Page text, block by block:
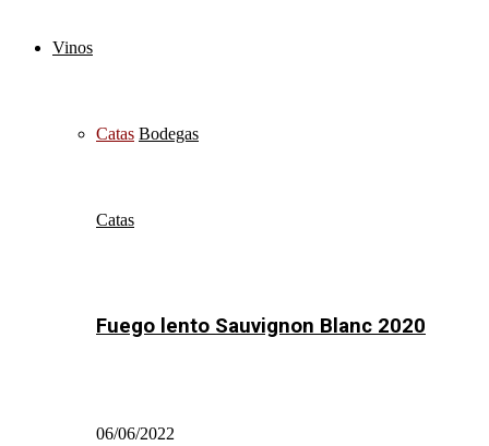
Vinos
Catas Bodegas
Catas
Fuego lento Sauvignon Blanc 2020
06/06/2022